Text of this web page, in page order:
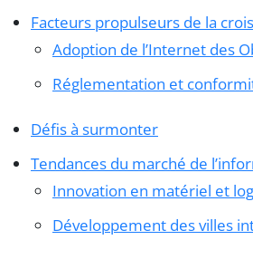
Facteurs propulseurs de la
Adoption de l’Internet des
Réglementation et
Défis à surmonter
Tendances du marché de
Innovation en matériel et
Développement des villes